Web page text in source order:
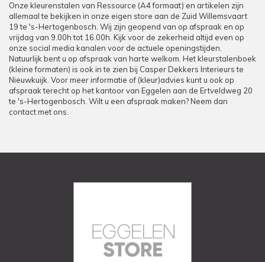
Onze kleurenstalen van Ressource (A4 formaat) en artikelen zijn
allemaal te bekijken in onze eigen store aan de Zuid Willemsvaart
19 te 's-Hertogenbosch. Wij zijn geopend van op afspraak en op
vrijdag van 9.00h tot 16.00h. Kijk voor de zekerheid altijd even op
onze social media kanalen voor de actuele openingstijden.
Natuurlijk bent u op afspraak van harte welkom. Het kleurstalenboek
(kleine formaten) is ook in te zien bij Casper Dekkers Interieurs te
Nieuwkuijk. Voor meer informatie of (kleur)advies kunt u ook op
afspraak terecht op het kantoor van Eggelen aan de Ertveldweg 20
te 's-Hertogenbosch. Wilt u een afspraak maken? Neem dan
contact met ons.